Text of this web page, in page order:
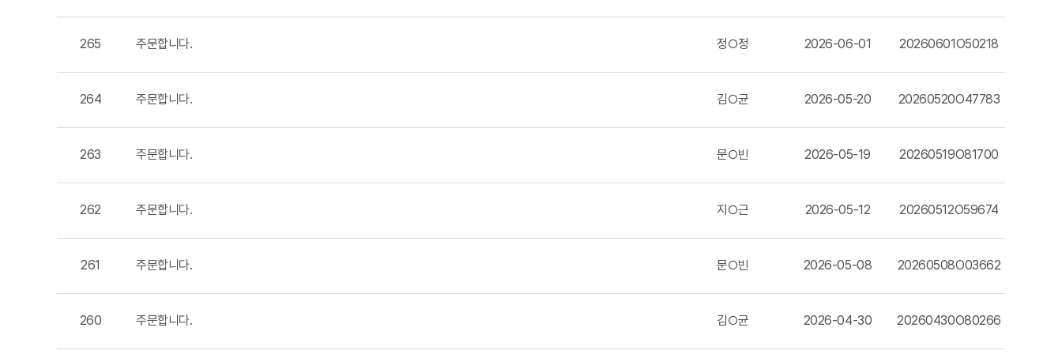
265 주문합니다. 정○정 2026-06-01 20260601O50218
264 주문합니다. 김○균 2026-05-20 20260520O47783
263 주문합니다. 문○빈 2026-05-19 20260519O81700
262 주문합니다. 지○근 2026-05-12 20260512O59674
261 주문합니다. 문○빈 2026-05-08 20260508O03662
260 주문합니다. 김○균 2026-04-30 20260430O80266